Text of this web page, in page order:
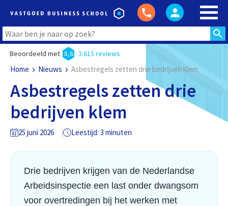
Beoordeeld met 8,6 3.615 reviews
Home Nieuws Asbestregels zetten drie bedrijven klem
Asbestregels zetten drie
bedrijven klem
25 juni 2026 Leestijd: 3 minuten
Drie bedrijven krijgen van de Nederlandse
Arbeidsinspectie een last onder dwangsom
voor overtredingen bij het werken met